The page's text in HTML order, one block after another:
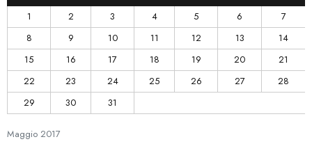
Maggio 2017
1
2 3 4 5 6
7
8
9 10 11 12 13
14
15
16 17 18 19 20
21
22
23 24 25 26 27
28
29
30 31